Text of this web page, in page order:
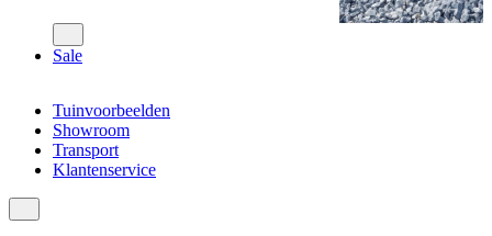
Sale
Tuinvoorbeelden
Showroom
Transport
Klantenservice